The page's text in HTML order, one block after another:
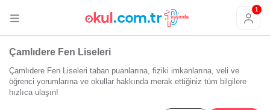
1
Çamlıdere Fen Liseleri
Çamlıdere Fen Liseleri taban puanlarına, fiziki imkanlarına, veli ve
öğrenci yorumlarına ve okullar hakkında merak ettiğiniz tüm bilgilere
hızlıca ulaşın!